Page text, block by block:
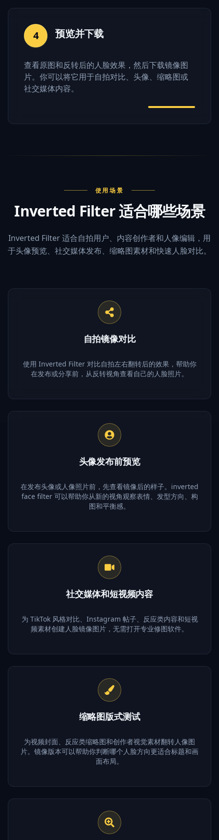
4 预览并下载
查看原图和反转后的人脸效果，然后下载镜像图
片。你可以将它用于自拍对比、头像、缩略图或
社交媒体内容。
使用场景
Inverted Filter 适合哪些场景
Inverted Filter 适合自拍用户、内容创作者和人像编辑，用
于头像预览、社交媒体发布、缩略图素材和快速人脸对比。
自拍镜像对比
使用 Inverted Filter 对比自拍左右翻转后的效果，帮助你
在发布或分享前，从反转视角查看自己的人脸照片。
头像发布前预览
在发布头像或人像照片前，先查看镜像后的样子。inverted
face filter 可以帮助你从新的视角观察表情、发型方向、构
图和平衡感。
社交媒体和短视频内容
为 TikTok 风格对比、Instagram 帖子、反应类内容和短视
频素材创建人脸镜像图片，无需打开专业修图软件。
缩略图版式测试
为视频封面、反应类缩略图和创作者视觉素材翻转人像图
片。镜像版本可以帮助你判断哪个人脸方向更适合标题和画
面布局。